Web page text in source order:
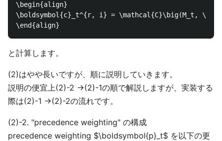
\begin{align}
\boldsymbol{c}_t^{r, i} = \mathcal{C}\big(M_t,
と計算します。
(2)はやや長いですが、順に説明していきます。
説明の便宜上(2)-2 →(2)-1の順で解説しますが、実装する
際は(2)-1 →(2)-2の流れです。
(2)-2. "precedence weighting" の構成
precedence weighting $\boldsymbol{p}_t$ を以下の更